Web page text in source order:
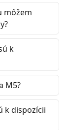
môžem
k
M5?
k dispozícii